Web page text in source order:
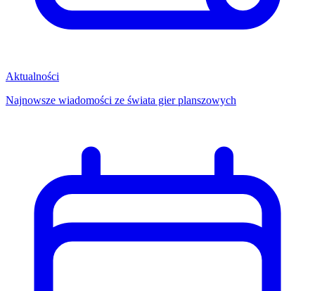
Aktualności
Najnowsze wiadomości ze świata gier planszowych